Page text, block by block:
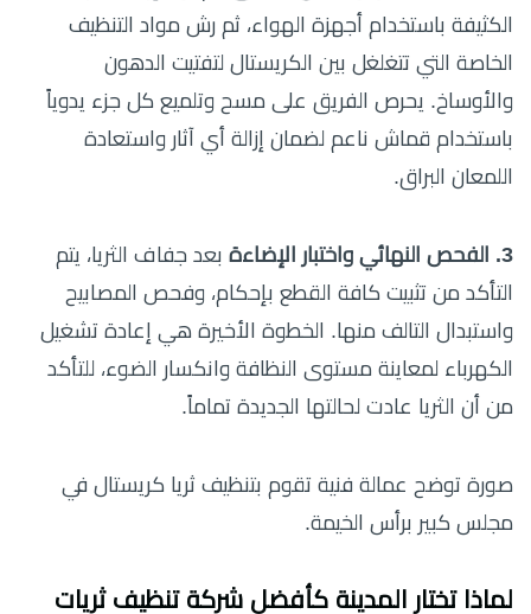
الكثيفة باستخدام أجهزة الهواء، ثم رش مواد التنظيف
الخاصة التي تتغلغل بين الكريستال لتفتيت الدهون
والأوساخ. يحرص الفريق على مسح وتلميع كل جزء يدوياً
باستخدام قماش ناعم لضمان إزالة أي آثار واستعادة
اللمعان البراق.
3. الفحص النهائي واختبار الإضاءة
بعد جفاف الثريا، يتم
التأكد من تثبيت كافة القطع بإحكام، وفحص المصابيح
واستبدال التالف منها. الخطوة الأخيرة هي إعادة تشغيل
الكهرباء لمعاينة مستوى النظافة وانكسار الضوء، للتأكد
من أن الثريا عادت لحالتها الجديدة تماماً.
صورة توضح عمالة فنية تقوم بتنظيف ثريا كريستال في
مجلس كبير برأس الخيمة.
لماذا تختار المدينة كأفضل شركة تنظيف ثريات